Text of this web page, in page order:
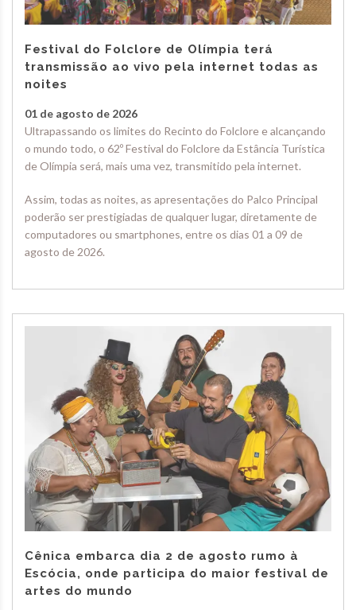
Festival do Folclore de Olímpia terá
transmissão ao vivo pela internet todas as
noites
01 de agosto de 2026
Ultrapassando os limites do Recinto do Folclore e alcançando
o mundo todo, o 62º Festival do Folclore da Estância Turística
de Olímpia será, mais uma vez, transmitido pela internet.
Assim, todas as noites, as apresentações do Palco Principal
poderão ser prestigiadas de qualquer lugar, diretamente de
computadores ou smartphones, entre os dias 01 a 09 de
agosto de 2026.
Cênica embarca dia 2 de agosto rumo à
Escócia, onde participa do maior festival de
artes do mundo